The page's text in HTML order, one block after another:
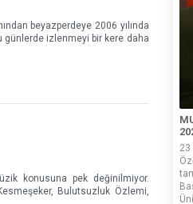
beyazperdeye 2006 yılında
günlerde izlenmeyi bir kere daha
konusuna pek değinilmiyor.
Bulutsuzluk Özlemi,
23